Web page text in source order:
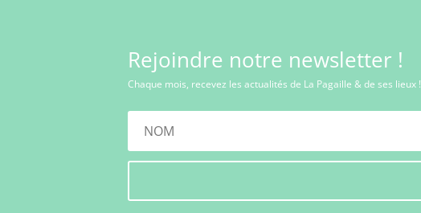
Rejoindre notre newsletter !
Chaque mois, recevez les actualités de La Pagaille & de ses lieux !